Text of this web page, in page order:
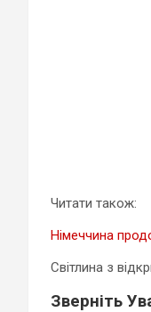
Читати також:
Німеччина
Світлина з
Зверніть